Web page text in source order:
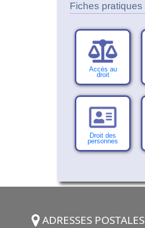
Fiches pratiques
Accès au
droit
Droit des
personnes
ADRESSES POSTALES